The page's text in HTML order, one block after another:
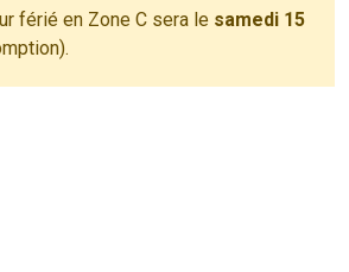
férié en Zone C sera le samedi 15